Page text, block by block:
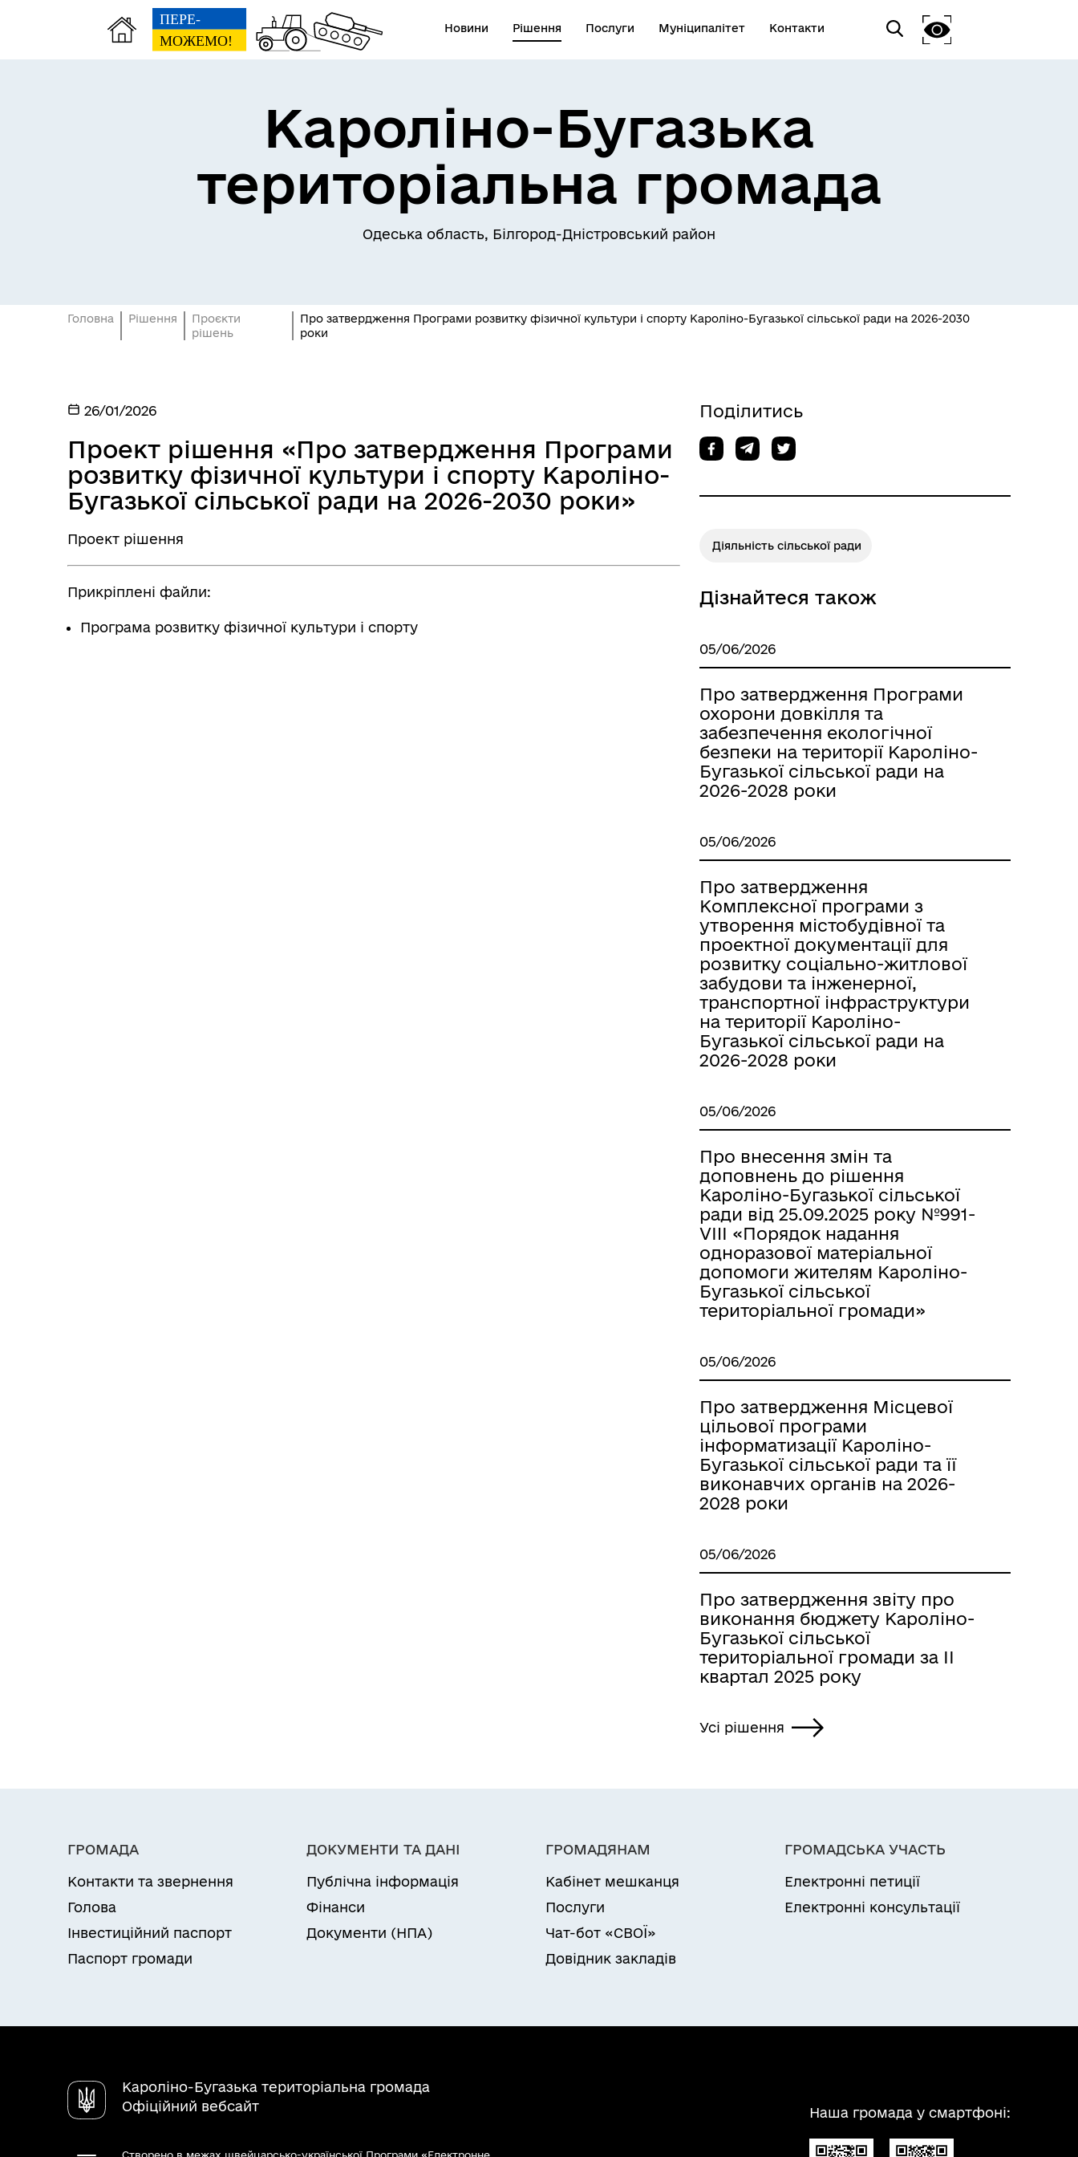
Новини Рішення Послуги Муніципалітет Контакти
Кароліно-Бугазька
територіальна громада
Одеська область, Білгород-Дністровський район
Головна Рішення
Проєкти
рішень
Про затвердження Програми розвитку фізичної культури і спорту Кароліно-Бугазької сільської ради на 2026-2030
роки
26/01/2026
Проект рішення «Про затвердження Програми
розвитку фізичної культури і спорту Кароліно-
Бугазької сільської ради на 2026-2030 роки»
Проект рішення
Прикріплені файли:
Програма розвитку фізичної культури і спорту
Поділитись
Діяльність сільської ради
Дізнайтеся також
05/06/2026
Про затвердження Програми
охорони довкілля та
забезпечення екологічної
безпеки на території Кароліно-
Бугазької сільської ради на
2026-2028 роки
05/06/2026
Про затвердження
Комплексної програми з
утворення містобудівної та
проектної документації для
розвитку соціально-житлової
забудови та інженерної,
транспортної інфраструктури
на території Кароліно-
Бугазької сільської ради на
2026-2028 роки
05/06/2026
Про внесення змін та
доповнень до рішення
Кароліно-Бугазької сільської
ради від 25.09.2025 року №991-
VIII «Порядок надання
одноразової матеріальної
допомоги жителям Кароліно-
Бугазької сільської
територіальної громади»
05/06/2026
Про затвердження Місцевої
цільової програми
інформатизації Кароліно-
Бугазької сільської ради та її
виконавчих органів на 2026-
2028 роки
05/06/2026
Про затвердження звіту про
виконання бюджету Кароліно-
Бугазької сільської
територіальної громади за ІІ
квартал 2025 року
Усі рішення
ГРОМАДА
Контакти та звернення
Голова
Інвестиційний паспорт
Паспорт громади
ДОКУМЕНТИ ТА ДАНІ
Публічна інформація
Фінанси
Документи (НПА)
ГРОМАДЯНАМ
Кабінет мешканця
Послуги
Чат-бот «СВОЇ»
Довідник закладів
ГРОМАДСЬКА УЧАСТЬ
Електронні петиції
Електронні консультації
Кароліно-Бугазька територіальна громада
Офіційний вебсайт
Створено в межах швейцарсько-української Програми «Електронне
Наша громада у смартфоні: